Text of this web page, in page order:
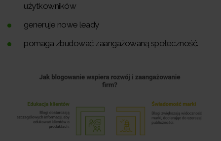
użytkowników
generuje nowe leady
pomaga zbudować zaangażowaną społeczność.